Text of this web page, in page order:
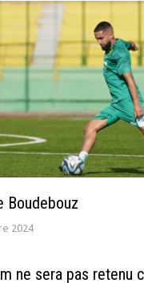
Boudebouz
2024
ne sera pas retenu